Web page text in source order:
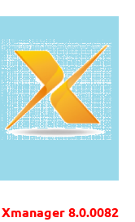
Xmanager 8.0.0082